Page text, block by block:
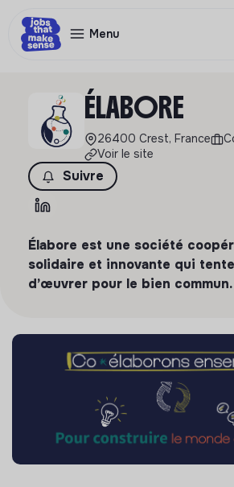
Menu
ÉLABORE
26400 Crest, France
Voir le site
Suivre
Élabore est une société
solidaire et innovante qui
d’œuvrer pour le bien commun.